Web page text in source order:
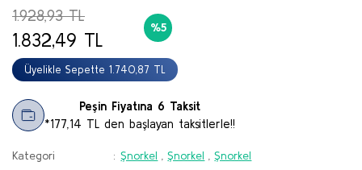
1.928,93 TL
1.832,49 TL
Üyelikle Sepette 1.740,87 TL
%5
Peşin Fiyatına 6 Taksit
*177,14 TL den başlayan taksitlerle!!
Kategori Şnorkel ,Şnorkel ,Şnorkel